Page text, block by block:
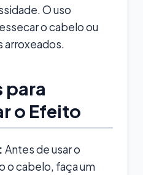
O uso
o cabelo ou
arroxeados.
para
o Efeito
Antes de usar o
o cabelo, faça um